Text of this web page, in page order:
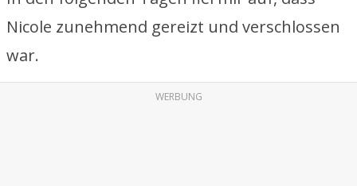
Nicole zunehmend gereizt und verschlossen
war.
WERBUNG